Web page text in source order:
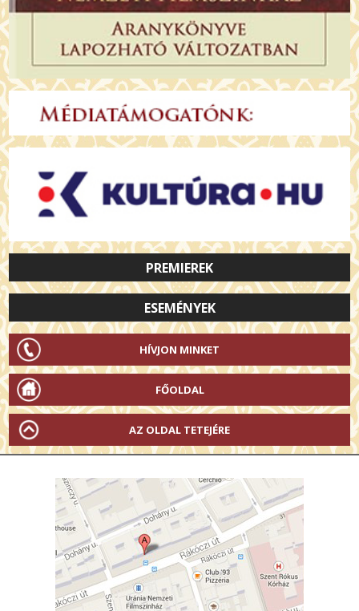
PREMIEREK
ESEMÉNYEK
HÍVJON MINKET
FŐOLDAL
AZ OLDAL TETEJÉRE